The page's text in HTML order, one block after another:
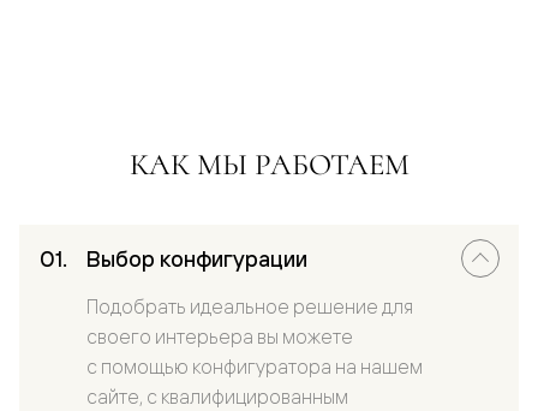
КАК МЫ РАБОТАЕМ
Выбор конфигурации
Подобрать идеальное решение для
своего интерьера вы можете
с помощью конфигуратора на нашем
сайте, с квалифицированным